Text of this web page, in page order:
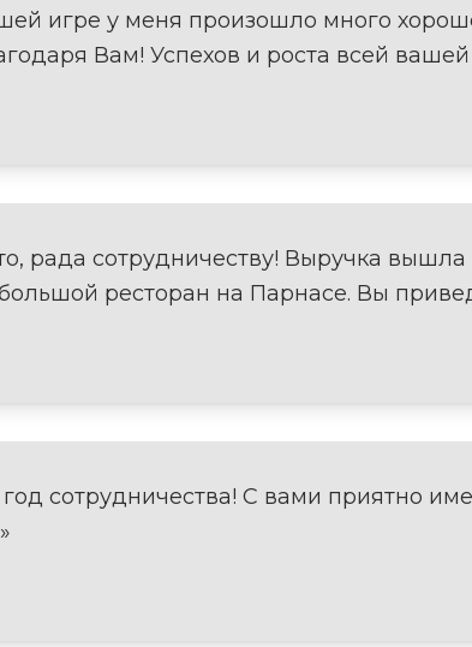
игре у меня произошло много
Вам! Успехов и роста всей
рада сотрудничеству! Выручка
ресторан на Парнасе. Вы
сотрудничества! С вами приятно